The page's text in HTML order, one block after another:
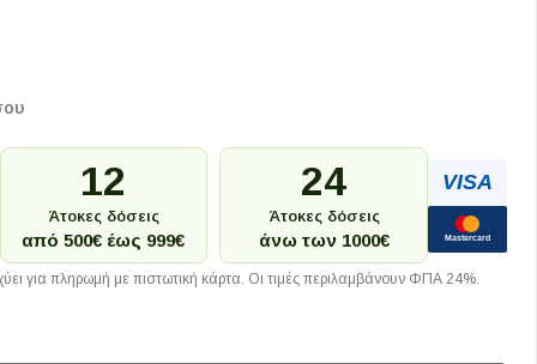
12
Άτοκες δόσεις
από 500€ έως 999€
24
Άτοκες δόσεις
άνω των 1000€
VISA
Mastercard
για πληρωμή με πιστωτική κάρτα. Οι τιμές περιλαμβάνουν ΦΠΑ 24%.